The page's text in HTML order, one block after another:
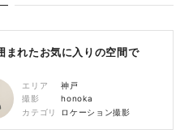
まれたお気に入りの空間で
エリア
神戸
撮影
honoka
カテゴリ
ロケーション撮影